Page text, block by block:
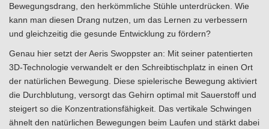
Bewegungsdrang, den herkömmliche Stühle unterdrücken. Wie
kann man diesen Drang nutzen, um das Lernen zu verbessern
und gleichzeitig die gesunde Entwicklung zu fördern?
Genau hier setzt der Aeris Swoppster an: Mit seiner patentierten
3D-Technologie verwandelt er den Schreibtischplatz in einen Ort
der natürlichen Bewegung. Diese spielerische Bewegung aktiviert
die Durchblutung, versorgt das Gehirn optimal mit Sauerstoff und
steigert so die Konzentrationsfähigkeit. Das vertikale Schwingen
ähnelt den natürlichen Bewegungen beim Laufen und stärkt dabei